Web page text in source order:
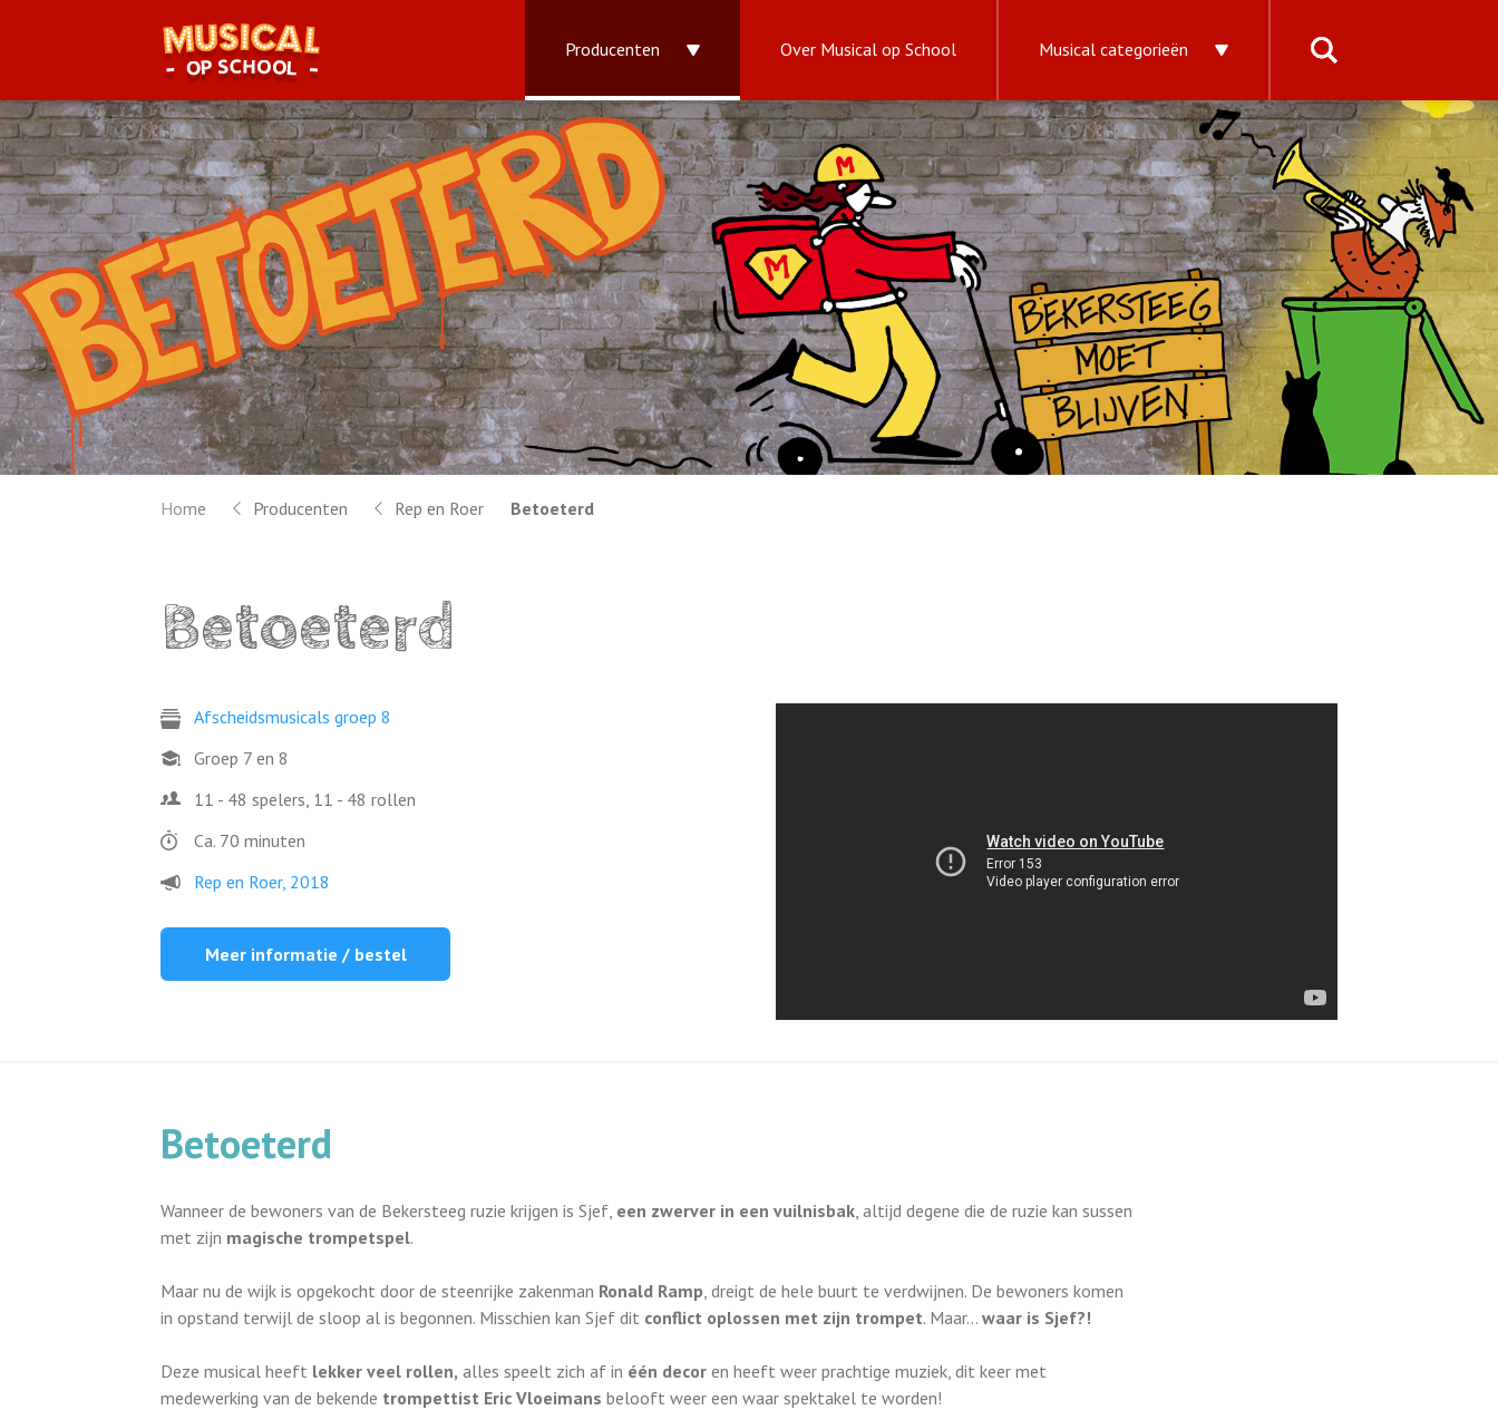
Producenten Over Musical op School Musical categorieën
Home Producenten Rep en Roer Betoeterd
Betoeterd
Afscheidsmusicals groep 8
Groep 7 en 8
11 - 48 spelers, 11 - 48 rollen
Ca. 70 minuten
Rep en Roer, 2018
Meer informatie / bestel
Betoeterd
Wanneer de bewoners van de Bekersteeg ruzie krijgen is Sjef, een zwerver in een vuilnisbak , altijd degene die de ruzie kan sussen
met zijn magische trompetspel.
Maar nu de wijk is opgekocht door de steenrijke zakenman Ronald Ramp dreigt de hele buurt te verdwijnen. De bewoners komen
in opstand terwijl de sloop al is begonnen. Misschien kan Sjef dit conflict oplossen met zijn trompet. Maar… waar is Sjef?!
Deze musical heeft lekker veel rollen, alles speelt zich af in één decor en heeft weer prachtige muziek, dit keer met
medewerking van de bekende trompettist Eric Vloeimans belooft weer een waar spektakel te worden!